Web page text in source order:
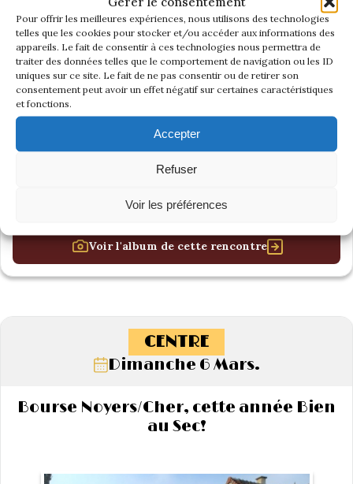
Pour offrir les meilleures expériences, nous utilisons des technologies
telles que les cookies pour stocker et/ou accéder aux informations des
appareils. Le fait de consentir à ces technologies nous permettra de
traiter des données telles que le comportement de navigation ou les ID
uniques sur ce site. Le fait de ne pas consentir ou de retirer son
consentement peut avoir un effet négatif sur certaines caractéristiques
et fonctions.
Accepter
Refuser
Voir les préférences
Voir l'album de cette rencontre
CENTRE
Dimanche 6 Mars.
Bourse Noyers/Cher, cette année Bien
au Sec!